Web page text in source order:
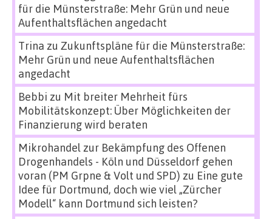
für die Münsterstraße: Mehr Grün und neue
Aufenthaltsflächen angedacht
Trina zu Zukunftspläne für die Münsterstraße:
Mehr Grün und neue Aufenthaltsflächen
angedacht
Bebbi zu Mit breiter Mehrheit fürs
Mobilitätskonzept: Über Möglichkeiten der
Finanzierung wird beraten
Mikrohandel zur Bekämpfung des Offenen
Drogenhandels - Köln und Düsseldorf gehen
voran (PM Grpne & Volt und SPD) zu Eine gute
Idee für Dortmund, doch wie viel „Zürcher
Modell“ kann Dortmund sich leisten?